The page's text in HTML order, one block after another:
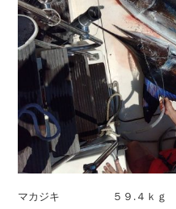
マカジキ ５９.４ｋｇ